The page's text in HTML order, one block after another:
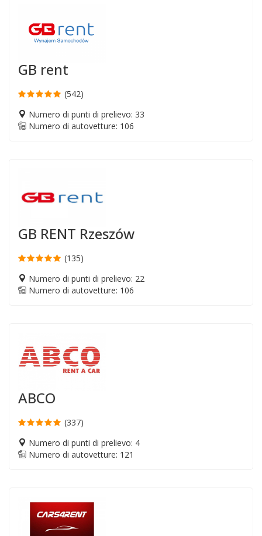
GB rent
(542)
Numero di punti di prelievo: 33
Numero di autovetture: 106
GB RENT Rzeszów
(135)
Numero di punti di prelievo: 22
Numero di autovetture: 106
ABCO
(337)
Numero di punti di prelievo: 4
Numero di autovetture: 121